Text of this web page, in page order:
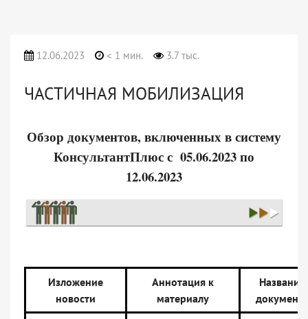
12.06.2023 < 1 мин. 3.7 тыс.
ЧАСТИЧНАЯ МОБИЛИЗАЦИЯ
Обзор документов, включенных в систему
КонсультантПлюс с 05.06.2023 по
12.06.2023
Изложение
новости
Аннотация к
материалу
Название
документа